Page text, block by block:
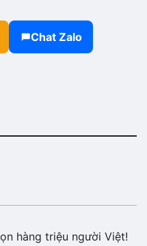
Chat Zalo
hàng triệu người Việt!